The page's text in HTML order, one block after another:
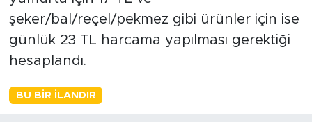
şeker/bal/reçel/pekmez gibi ürünler için ise
günlük 23 TL harcama yapılması gerektiği
hesaplandı.
BU BIR İLANDIR